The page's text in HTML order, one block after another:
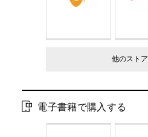
他のストア
電子書籍で購入する